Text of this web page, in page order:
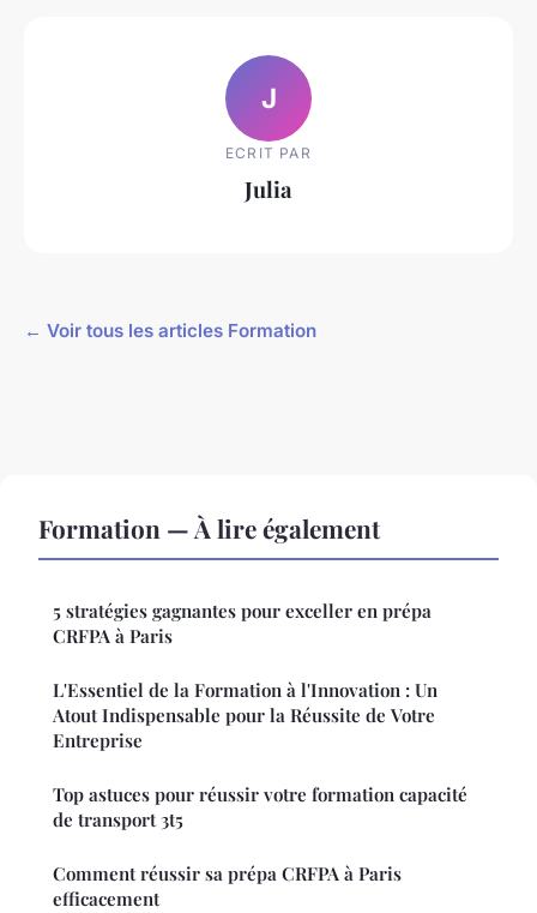
J
ECRIT PAR
Julia
← Voir tous les articles Formation
Formation — À lire également
5 stratégies gagnantes pour exceller en prépa
CRFPA à Paris
L'Essentiel de la Formation à l'Innovation : Un
Atout Indispensable pour la Réussite de Votre
Entreprise
Top astuces pour réussir votre formation capacité
de transport 3t5
Comment réussir sa prépa CRFPA à Paris
efficacement